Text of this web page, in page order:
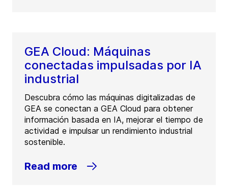
GEA Cloud: Máquinas
conectadas impulsadas por IA
industrial
Descubra cómo las máquinas digitalizadas de
GEA se conectan a GEA Cloud para obtener
información basada en IA, mejorar el tiempo de
actividad e impulsar un rendimiento industrial
sostenible.
Read more